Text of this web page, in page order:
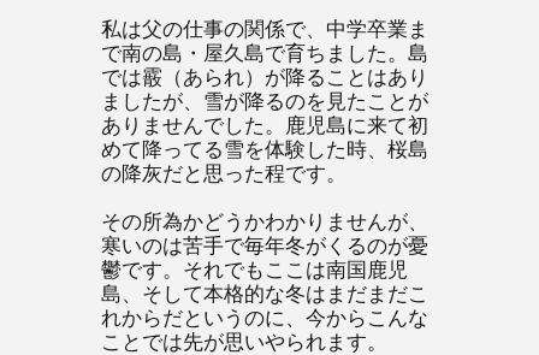
私は父の仕事の関係で、中学卒業ま
で南の島・屋久島で育ちました。島
では霰（あられ）が降ることはあり
ましたが、雪が降るのを見たことが
ありませんでした。鹿児島に来て初
めて降ってる雪を体験した時、桜島
の降灰だと思った程です。
その所為かどうかわかりませんが、
寒いのは苦手で毎年冬がくるのが憂
鬱です。それでもここは南国鹿児
島、そして本格的な冬はまだまだこ
れからだというのに、今からこんな
ことでは先が思いやられます。